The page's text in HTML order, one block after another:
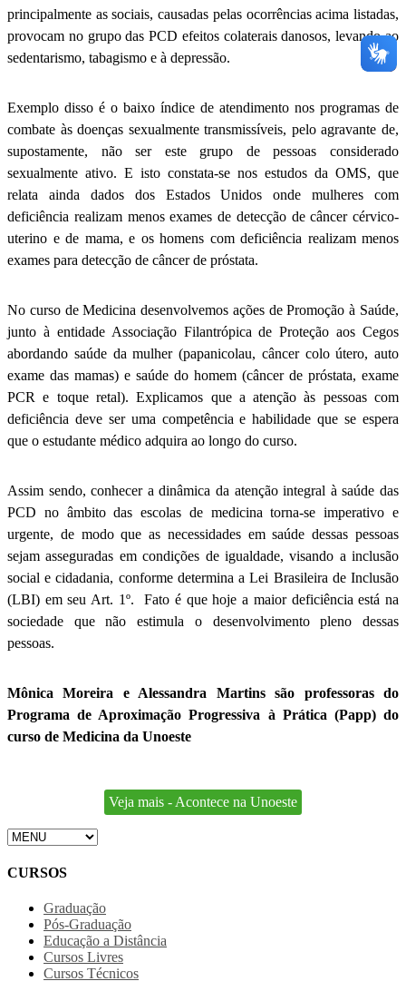
principalmente as sociais, causadas pelas ocorrências acima listadas,
provocam no grupo das PCD efeitos colaterais danosos, levando ao
sedentarismo, tabagismo e à depressão.
Exemplo disso é o baixo índice de atendimento nos programas de
combate às doenças sexualmente transmissíveis, pelo agravante de,
supostamente, não ser este grupo de pessoas considerado
sexualmente ativo. E isto constata-se nos estudos da OMS, que
relata ainda dados dos Estados Unidos onde mulheres com
deficiência realizam menos exames de detecção de câncer cérvico-
uterino e de mama, e os homens com deficiência realizam menos
exames para detecção de câncer de próstata.
No curso de Medicina desenvolvemos ações de Promoção à Saúde,
junto à entidade Associação Filantrópica de Proteção aos Cegos
abordando saúde da mulher (papanicolau, câncer colo útero, auto
exame das mamas) e saúde do homem (câncer de próstata, exame
PCR e toque retal). Explicamos que a atenção às pessoas com
deficiência deve ser uma competência e habilidade que se espera
que o estudante médico adquira ao longo do curso.
Assim sendo, conhecer a dinâmica da atenção integral à saúde das
PCD no âmbito das escolas de medicina torna-se imperativo e
urgente, de modo que as necessidades em saúde dessas pessoas
sejam asseguradas em condições de igualdade, visando a inclusão
social e cidadania, conforme determina a Lei Brasileira de Inclusão
(LBI) em seu Art. 1º. Fato é que hoje a maior deficiência está na
sociedade que não estimula o desenvolvimento pleno dessas
pessoas.
Mônica Moreira e Alessandra Martins são professoras do
Programa de Aproximação Progressiva à Prática (Papp) do
curso de Medicina da Unoeste
Veja mais - Acontece na Unoeste
CURSOS
Graduação
Pós-Graduação
Educação a Distância
Cursos Livres
Cursos Técnicos